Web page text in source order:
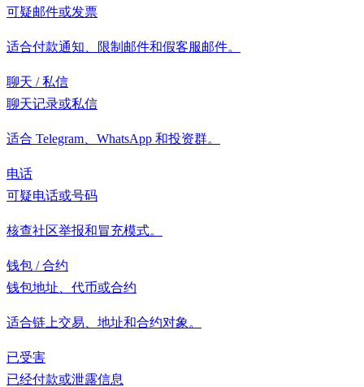
可疑邮件或发票
适合付款通知、限制邮件和假客服邮件。
聊天 / 私信
聊天记录或私信
适合 Telegram、WhatsApp 和投资群。
电话
可疑电话或号码
核查社区举报和冒充模式。
钱包 / 合约
钱包地址、代币或合约
适合链上交易、地址和合约对象。
已受害
已经付款或泄露信息